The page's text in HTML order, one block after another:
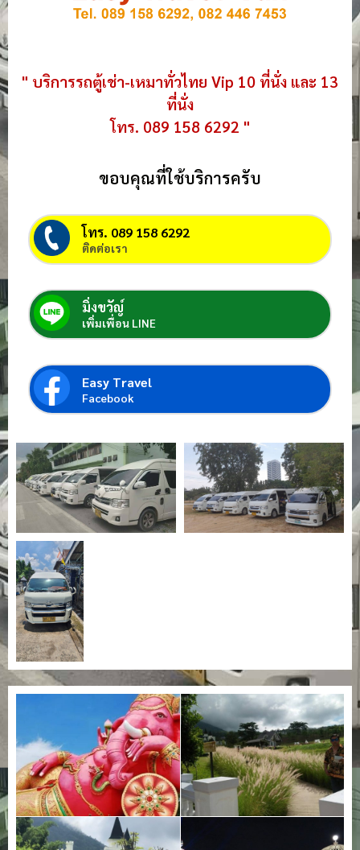
" บริการรถตู้เช่า-เหมาทั่วไทย Vip 10 ที่นั่ง และ 13
ที่นั่ง
โทร. 089 158 6292 "
ขอบคุณที่ใช้บริการครับ
โทร. 089 158 6292
ติดต่อเรา
มิ่งขวัญ์
เพิ่มเพื่อน LINE
Easy Travel
Facebook